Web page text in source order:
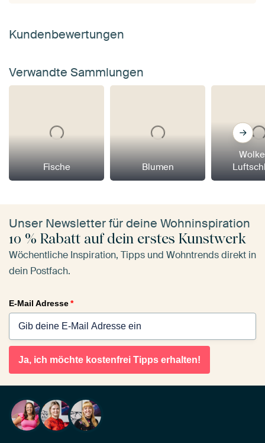
Kundenbewertungen
Verwandte Sammlungen
Fische Blumen
Unser Newsletter für deine Wohninspiration
10 % Rabatt auf dein erstes Kunstwerk
Wöchentliche Inspiration, Tipps und Wohntrends direkt in
dein Postfach.
E-Mail Adresse*
Ja, ich möchte kostenfrei Tipps erhalten!